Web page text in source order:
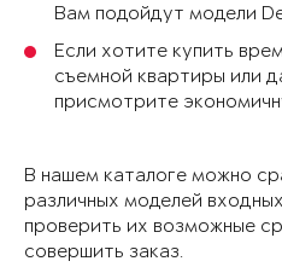
Вам подойдут модели
Если хотите купить
съемной квартиры или
присмотрите
В нашем каталоге можно
различных моделей
проверить их возможные
совершить заказ.